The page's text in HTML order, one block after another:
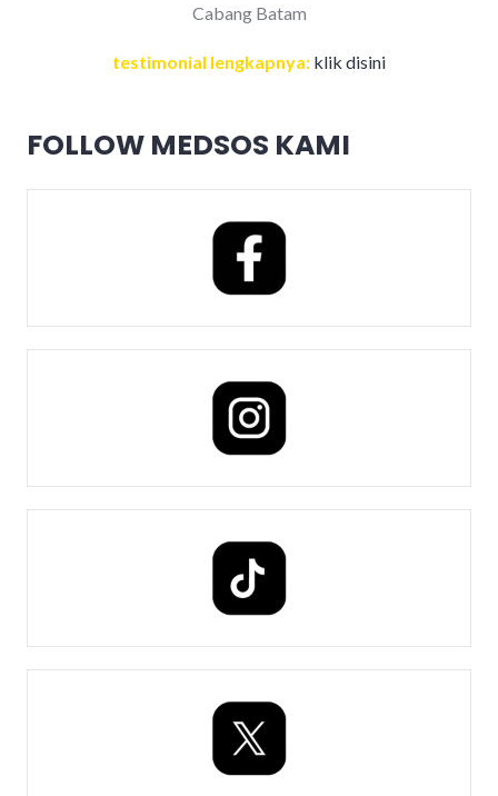
Cabang Batam
testimonial lengkapnya: klik disini
FOLLOW MEDSOS KAMI